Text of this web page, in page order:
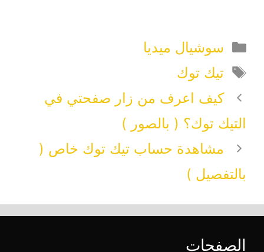
التصنيفات
سوشيال ميديا
الوسوم
تيك توك
كيف اعرف من زار صفحتي في
التيك توك؟ ( بالصور )
مشاهدة حساب تيك توك خاص (
بالتفصيل )
الصفحات